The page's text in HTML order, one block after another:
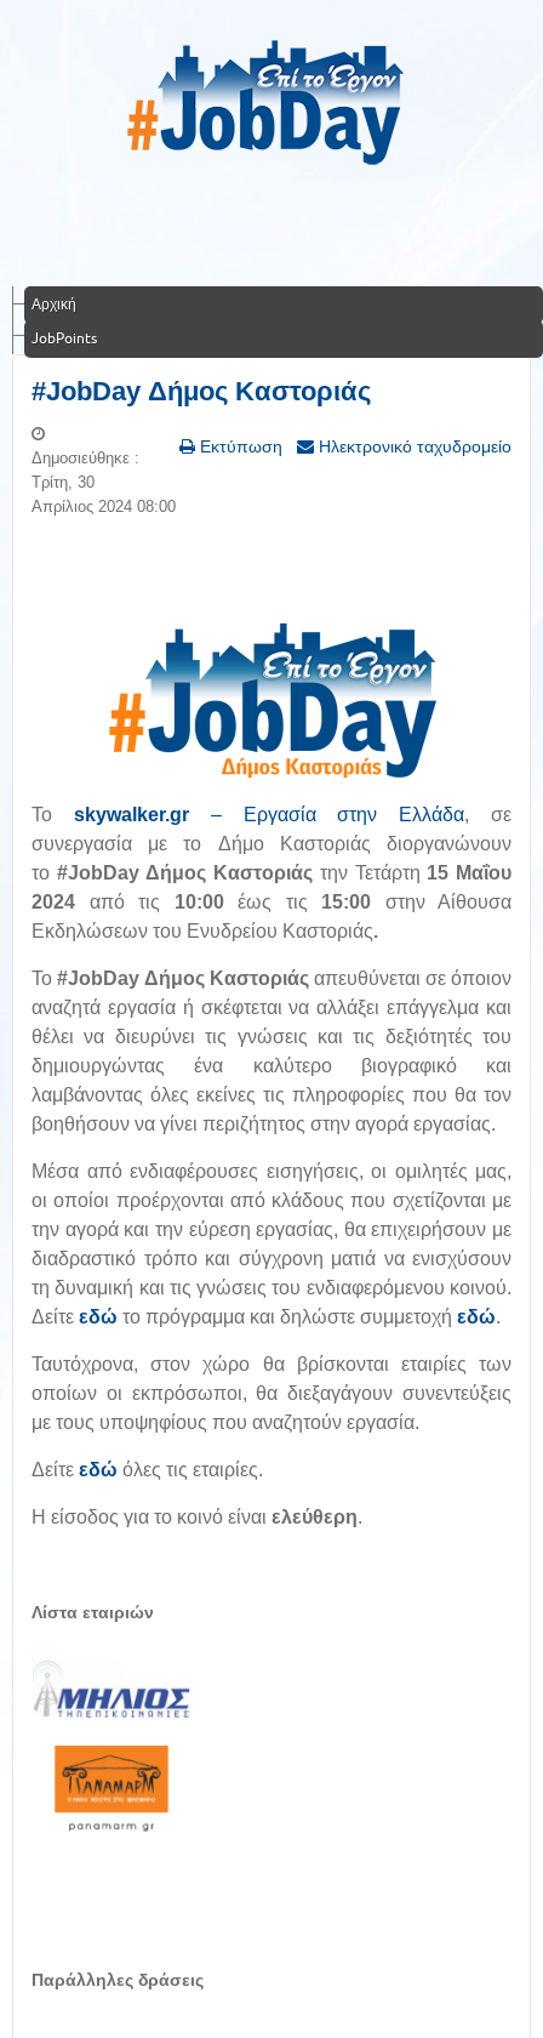
Αρχική
JobPoints
#JobDay Δήμος Καστοριάς
Εκτύπωση Ηλεκτρονικό ταχυδρομείο
Δημοσιεύθηκε :
Τρίτη, 30
Απρίλιος 2024 08:00
To skywalker.gr– Εργασία στην Ελλάδα,σε
συνεργασία με τo Δήμο Καστοριάς διοργανώνουν
το #JobDay Δήμος Καστοριάς την Τετάρτη 15 Μαΐου
2024 από τις 10:00 έως τις 15:00 στην Αίθουσα
Εκδηλώσεων του Ενυδρείου Καστοριάς.
Το #JobDay Δήμος Καστοριάς απευθύνεται σε όποιον
αναζητά εργασία ή σκέφτεται να αλλάξει επάγγελμα και
θέλει να διευρύνει τις γνώσεις και τις δεξιότητές του
δημιουργώντας ένα καλύτερο βιογραφικό και
λαμβάνοντας όλες εκείνες τις πληροφορίες που θα τον
βοηθήσουν να γίνει περιζήτητος στην αγορά εργασίας.
Μέσα από ενδιαφέρουσες εισηγήσεις, οι ομιλητές μας,
οι οποίοι προέρχονται από κλάδους που σχετίζονται με
την αγορά και την εύρεση εργασίας, θα επιχειρήσουν με
διαδραστικό τρόπο και σύγχρονη ματιά να ενισχύσουν
τη δυναμική και τις γνώσεις του ενδιαφερόμενου κοινού.
Δείτε εδώ το πρόγραμμα και δηλώστε συμμετοχή εδώ.
Ταυτόχρονα, στον χώρο θα βρίσκονται εταιρίες των
οποίων οι εκπρόσωποι, θα διεξαγάγουν συνεντεύξεις
με τους υποψηφίους που αναζητούν εργασία.
Δείτε εδώ όλες τις εταιρίες.
Η είσοδος για το κοινό είναι ελεύθερη.
Λίστα εταιριών
Παράλληλες δράσεις